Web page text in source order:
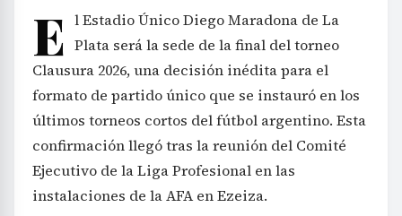
E l Estadio Único Diego Maradona de La
Plata será la sede de la final del torneo
Clausura 2026, una decisión inédita para el
formato de partido único que se instauró en los
últimos torneos cortos del fútbol argentino. Esta
confirmación llegó tras la reunión del Comité
Ejecutivo de la Liga Profesional en las
instalaciones de la AFA en Ezeiza.